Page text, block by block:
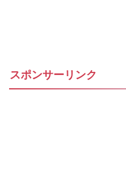
スポンサーリンク